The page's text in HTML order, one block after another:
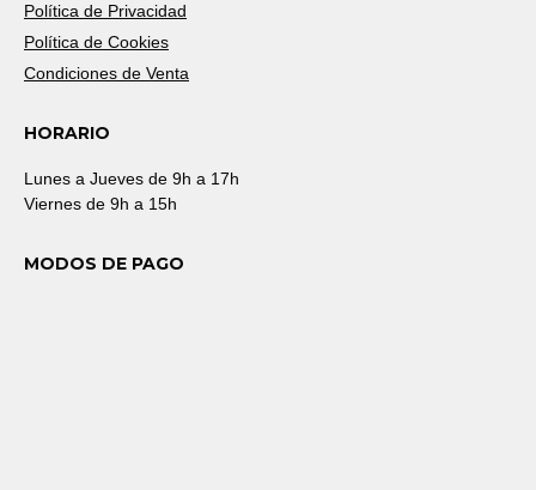
Política de Privacidad
Política de Cookies
Condiciones de Venta
HORARIO
Lunes a Jueves de 9h a 17h
Viernes de 9h a 15h
MODOS DE PAGO